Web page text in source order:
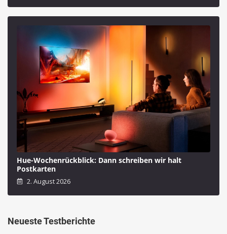
Hue-Wochenrückblick: Dann schreiben wir halt
Postkarten
2. August 2026
Neueste Testberichte